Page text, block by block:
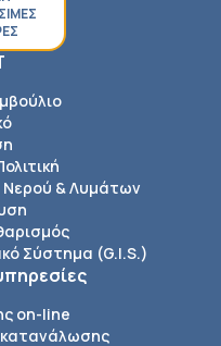
& Λυμάτων
Σύστημα (G.I.S.)
on-line
κατανάλωσης